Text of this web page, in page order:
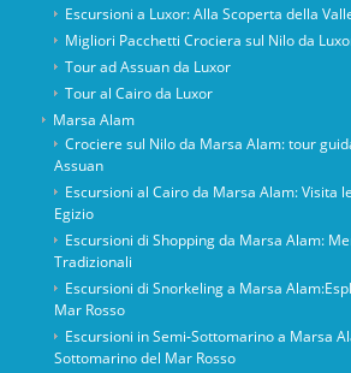
Escursioni a Luxor: Alla Scoperta della
Migliori Pacchetti Crociera sul Nilo da
Tour ad Assuan da Luxor
Tour al Cairo da Luxor
Marsa Alam
Crociere sul Nilo da Marsa Alam: tour
Assuan
Escursioni al Cairo da Marsa Alam: Visita
Egizio
Escursioni di Shopping da Marsa Alam:
Tradizionali
Escursioni di Snorkeling a Marsa
Mar Rosso
Escursioni in Semi-Sottomarino a Marsa
Sottomarino del Mar Rosso